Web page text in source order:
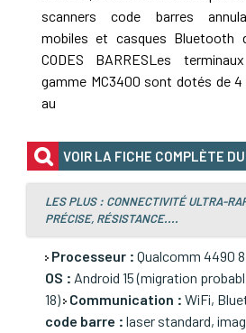
scanners code barres
mobiles et casques Bluetooth
CODES BARRESLes
gamme MC3400 sont dotés de
au
VOIR LA FICHE COMPLÈTE
LES PLUS : CONNECTIVITÉ ULTRA-
PRÉCISE, RÉSISTANCE....
Processeur : Qualcomm 4490
OS : Android 15 (migration
18) Communication : WiFi,
code barre : laser standard,